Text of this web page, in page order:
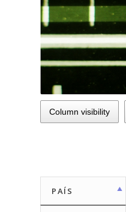
Column visibility
PAÍS